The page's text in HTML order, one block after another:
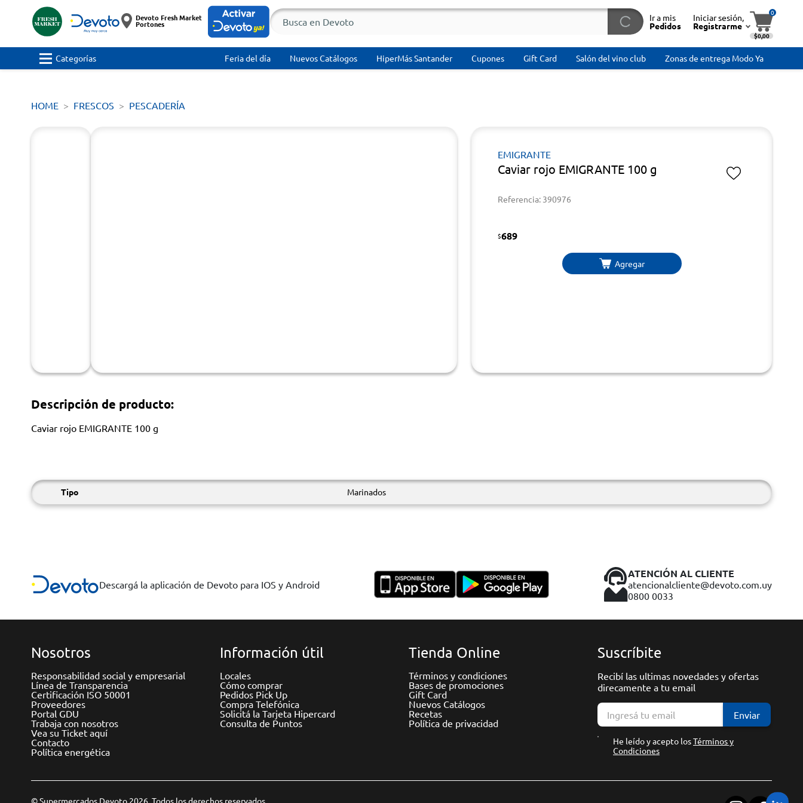
Devoto Fresh Market
Portones
Ir a mis
Pedidos
Iniciar sesión,
Registrarme
0
$0,00
Categorías Feria del día Nuevos Catálogos HiperMás Santander Cupones Gift Card Salón del vino club Zonas de entrega Modo Ya
HOME FRESCOS PESCADERÍA
EMIGRANTE
Caviar rojo EMIGRANTE 100 g
Referencia: 390976
$689
Agregar
Descripción de producto:
Caviar rojo EMIGRANTE 100 g
Tipo Marinados
Descargá la aplicación de Devoto para IOS y Android
ATENCIÓN AL CLIENTE
atencionalcliente@devoto.com.uy
0800 0033
Nosotros
Responsabilidad social y empresarial
Línea de Transparencia
Certificación ISO 50001
Proveedores
Portal GDU
Trabaja con nosotros
Vea su Ticket aquí
Contacto
Política energética
Información útil
Locales
Cómo comprar
Pedidos Pick Up
Compra Telefónica
Solicitá la Tarjeta Hipercard
Consulta de Puntos
Tienda Online
Términos y condiciones
Bases de promociones
Gift Card
Nuevos Catálogos
Recetas
Política de privacidad
Suscríbite
Recibí las ultimas novedades y ofertas
direcamente a tu email
Enviar
He leído y acepto losTérminos y
Condiciones
© Supermercados Devoto 2026. Todos los derechos reservados